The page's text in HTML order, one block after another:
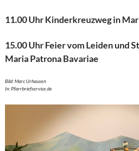
11.00 Uhr Kinderkreuzweg in
15.00 Uhr Feier vom Leiden und
Maria Patrona Bavariae
Bild: Marc Urhausen
In: Pfarrbriefservice.de